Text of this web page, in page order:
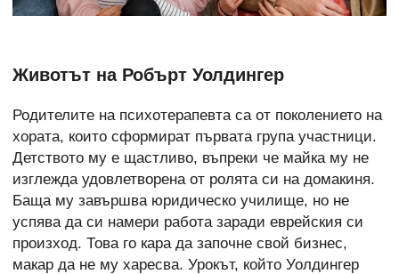
Животът на Робърт Уолдингер
Родителите на психотерапевта са от поколението на
хората, които сформират първата група участници.
Детството му е щастливо, въпреки че майка му не
изглежда удовлетворена от ролята си на домакиня.
Баща му завършва юридическо училище, но не
успява да си намери работа заради еврейския си
произход. Това го кара да започне свой бизнес,
макар да не му харесва. Урокът, който Уолдингер